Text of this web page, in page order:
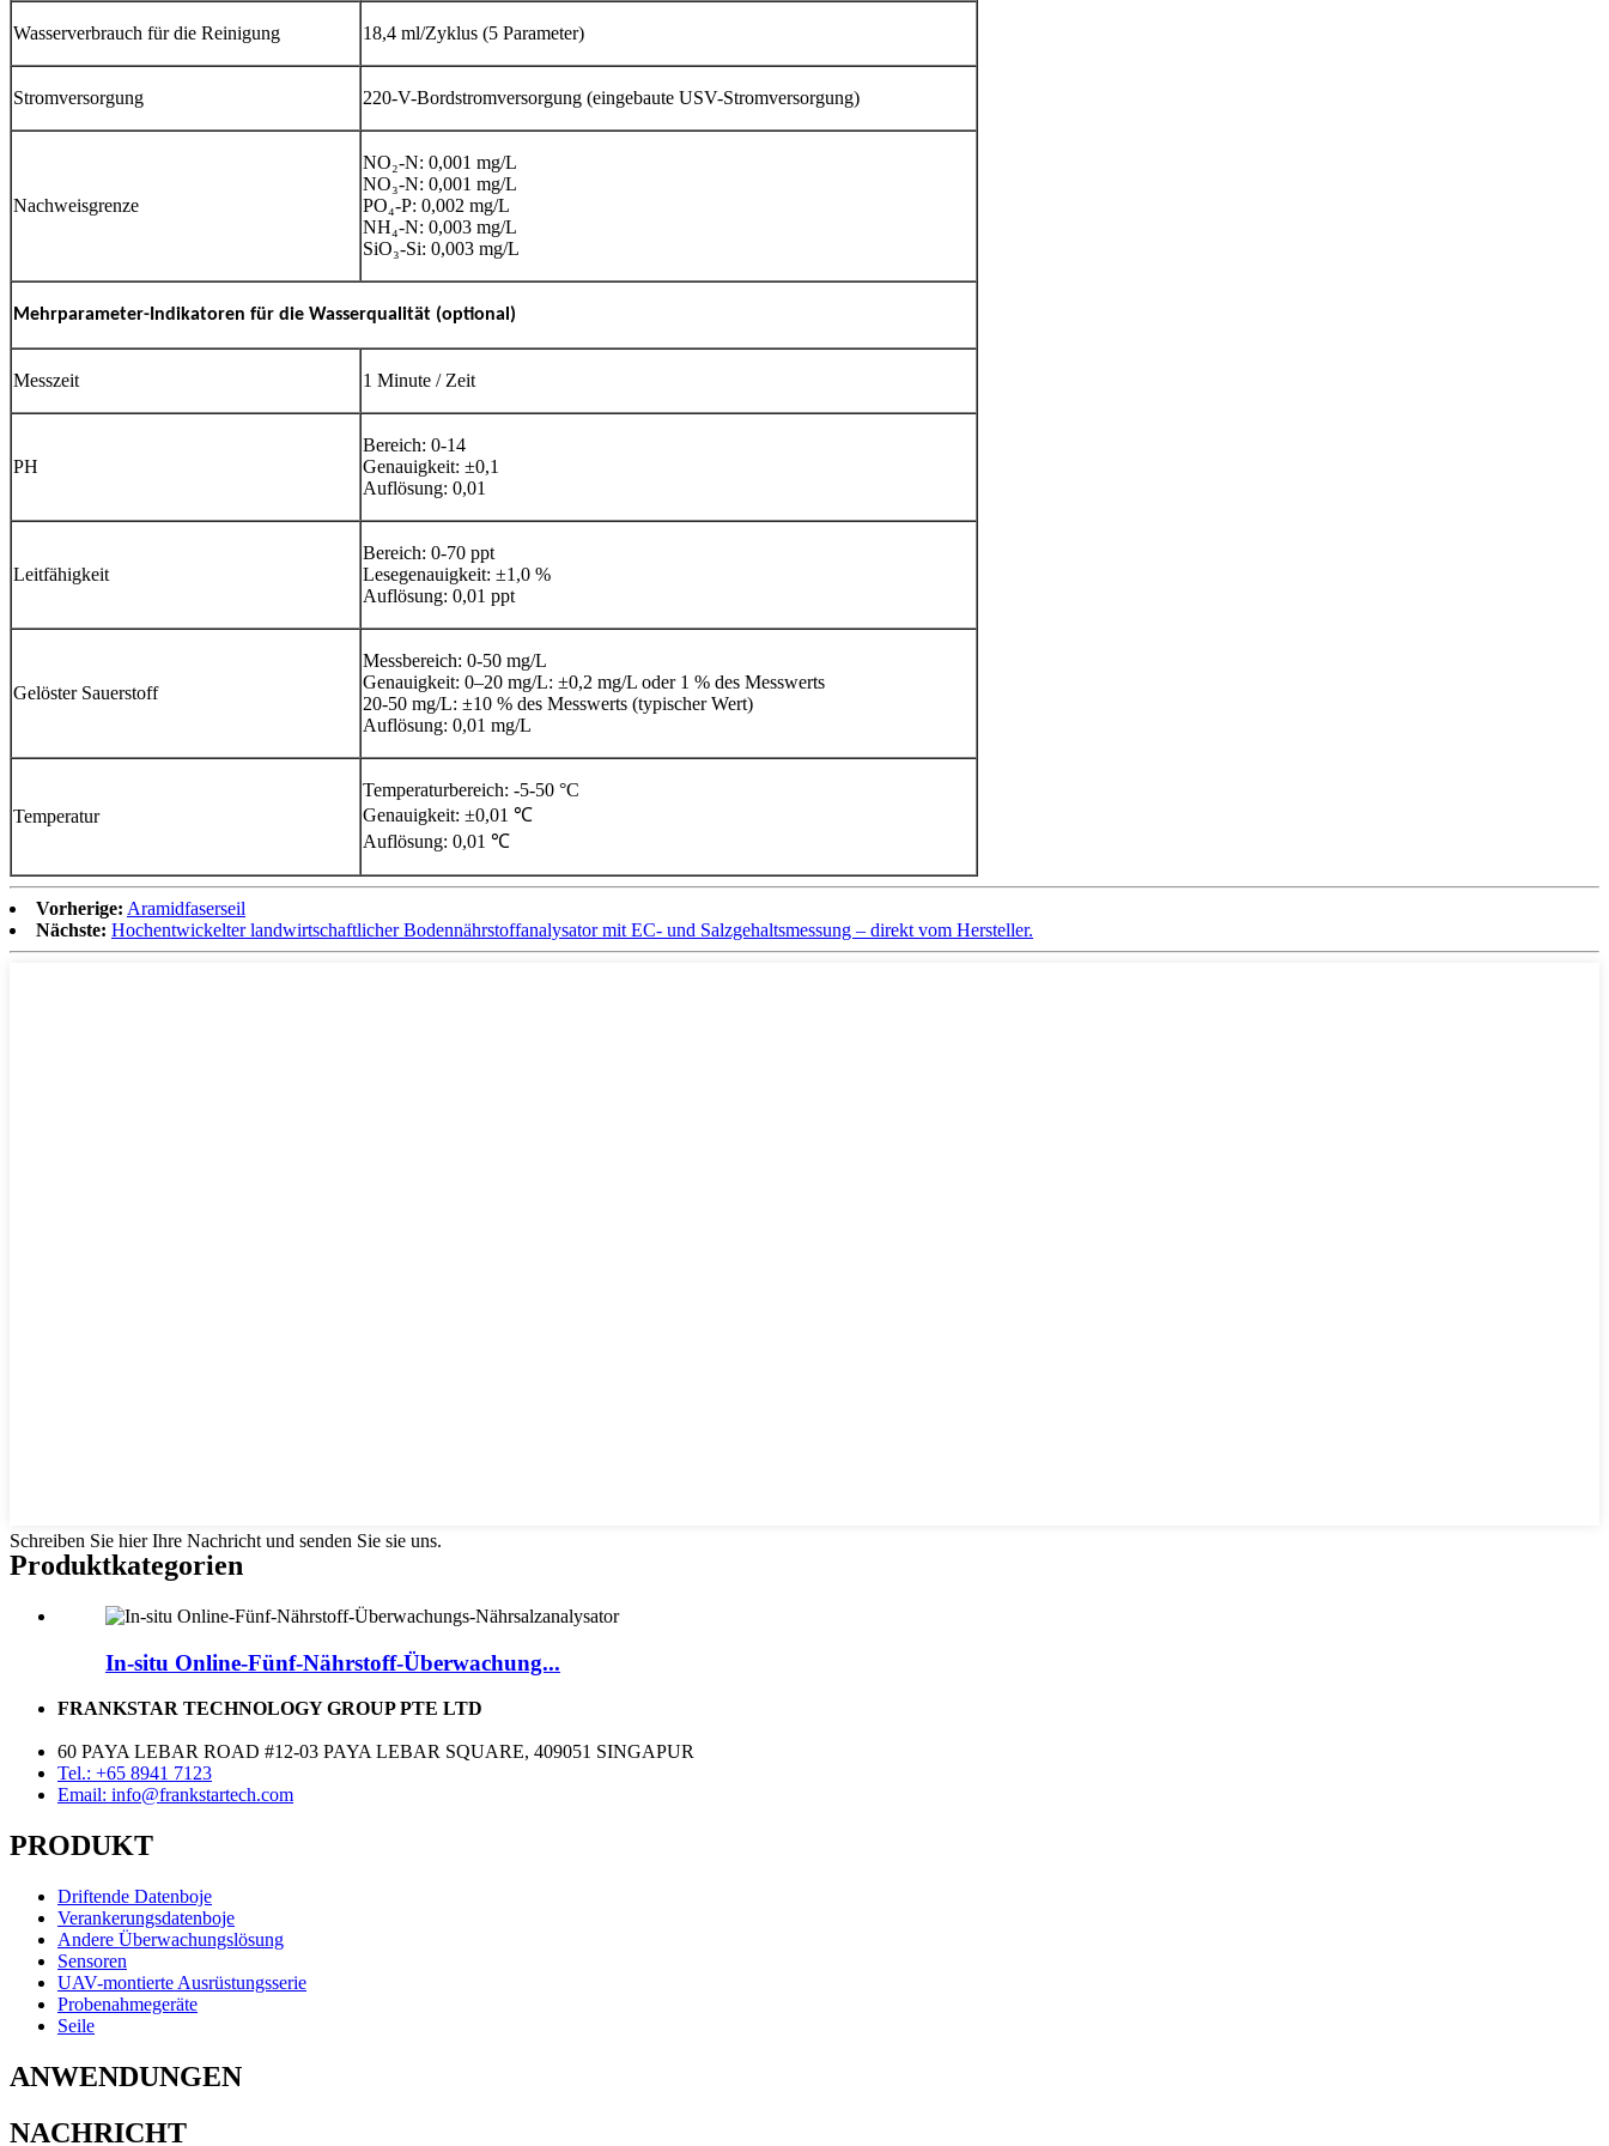
Wasserverbrauch für die Reinigung 18,4 ml/Zyklus (5 Parameter)
Stromversorgung 220-V-Bordstromversorgung (eingebaute USV-Stromversorgung)
Nachweisgrenze
NO₂-N: 0,001 mg/L
NO₃-N: 0,001 mg/L
PO₄-P: 0,002 mg/L
NH₄-N: 0,003 mg/L
SiO₃-Si: 0,003 mg/L
Mehrparameter-Indikatoren für die Wasserqualität (optional)
Messzeit 1 Minute / Zeit
PH
Bereich: 0-14
Genauigkeit: ±0,1
Auflösung: 0,01
Leitfähigkeit
Bereich: 0-70 ppt
Lesegenauigkeit: ±1,0 %
Auflösung: 0,01 ppt
Gelöster Sauerstoff
Messbereich: 0-50 mg/L
Genauigkeit: 0–20 mg/L: ±0,2 mg/L oder 1 % des Messwerts
20-50 mg/L: ±10 % des Messwerts (typischer Wert)
Auflösung: 0,01 mg/L
Temperatur
Temperaturbereich: -5-50 °C
Genauigkeit: ±0,01 ℃
Auflösung: 0,01 ℃
Vorherige: Aramidfaserseil
Nächste: Hochentwickelter landwirtschaftlicher Bodennährstoffanalysator mit EC- und Salzgehaltsmessung – direkt vom Hersteller.
Schreiben Sie hier Ihre Nachricht und senden Sie sie uns.
Produktkategorien
In-situ Online-Fünf-Nährstoff-Überwachung...
FRANKSTAR TECHNOLOGY GROUP PTE LTD
60 PAYA LEBAR ROAD #12-03 PAYA LEBAR SQUARE, 409051 SINGAPUR
Tel.: +65 8941 7123
Email: info@frankstartech.com
PRODUKT
Driftende Datenboje
Verankerungsdatenboje
Andere Überwachungslösung
Sensoren
UAV-montierte Ausrüstungsserie
Probenahmegeräte
Seile
ANWENDUNGEN
NACHRICHT